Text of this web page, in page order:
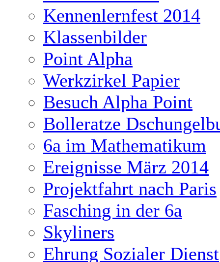
Kennenlernfest 2014
Klassenbilder
Point Alpha
Werkzirkel Papier
Besuch Alpha Point
Bolleratze
6a im Mathematikum
Ereignisse März 2014
Projektfahrt nach Paris
Fasching in der 6a
Skyliners
Ehrung Sozialer Dienst